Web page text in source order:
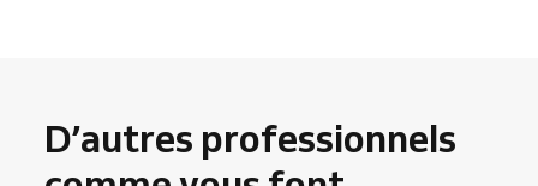
D’autres professionnels